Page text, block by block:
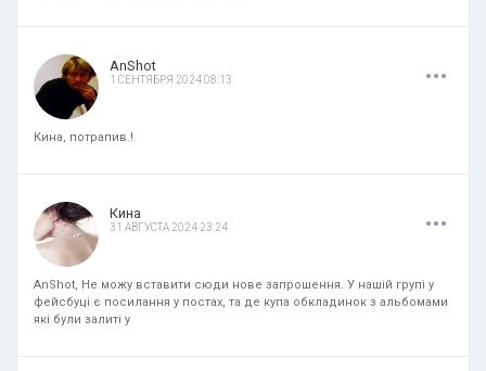
AnShot
1 СЕНТЯБРЯ 2024 08:13 ...
Кина, потрапив.!
Кина
31 АВГУСТА 2024 23:24 ...
AnShot, Не можу вставити сюди нове запрошення. У нашій групі у
фейсбуці є посилання у постах, та де купа обкладинок з альбомами
які були залиті у